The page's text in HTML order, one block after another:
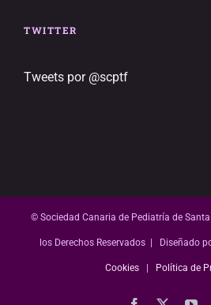
TWITTER
Tweets por @scptf
© Sociedad Canaria de Pediatría de
los Derechos Reservados | Diseñado
Cookies Política de